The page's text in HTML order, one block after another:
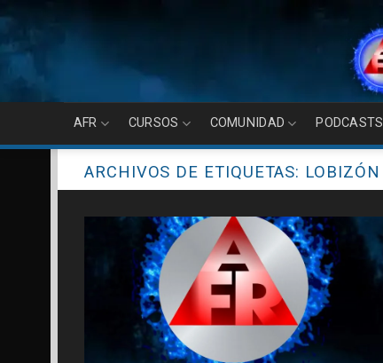
content
AFR CURSOS COMUNIDAD PODCASTS
ARCHIVOS DE ETIQUETAS: LOBIZÓN